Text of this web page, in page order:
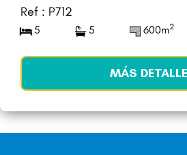
Ref : P712
5 5 600m2
MÁS